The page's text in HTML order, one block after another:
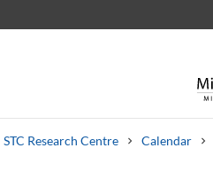
STC Research Centre Calendar